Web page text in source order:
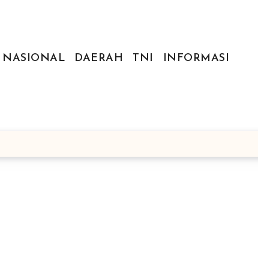
NASIONAL
DAERAH TNI INFORMASI